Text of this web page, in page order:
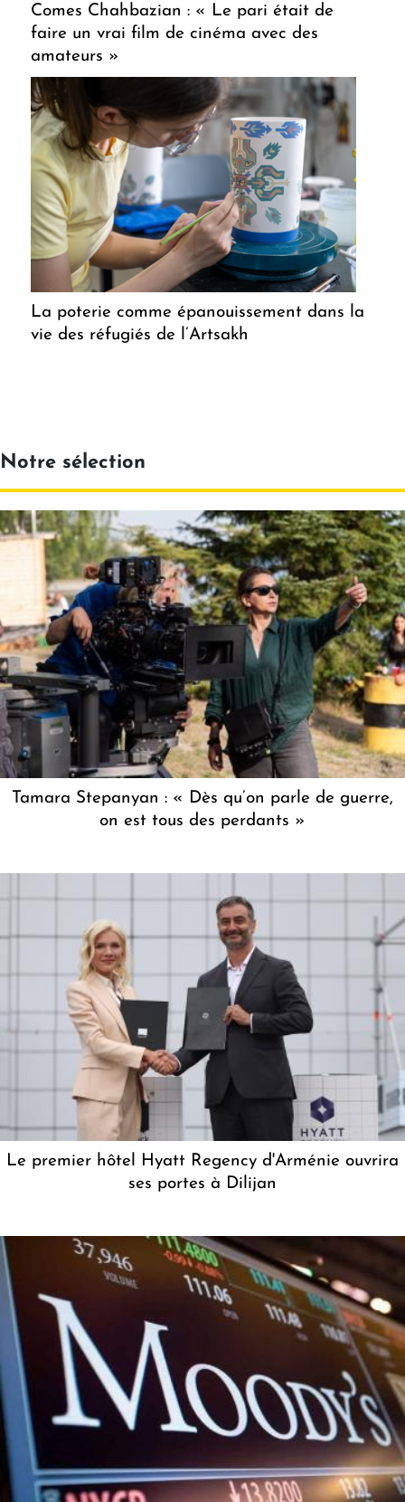
Comes Chahbazian : « Le pari était de
faire un vrai film de cinéma avec des
amateurs »
La poterie comme épanouissement dans la
vie des réfugiés de l’Artsakh
Notre sélection
Tamara Stepanyan : « Dès qu’on parle de guerre,
on est tous des perdants »
Le premier hôtel Hyatt Regency d'Arménie ouvrira
ses portes à Dilijan